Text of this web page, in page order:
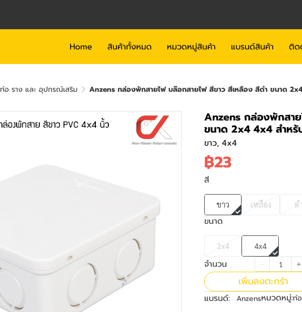
Home สินค้าทั้งหมด หมวดหมู่สินค้า แบรนด์สินค้า ติด
ท่อ ราง และ อุปกรณ์เสริม Anzens กล่องพักสายไฟ บล๊อกสายไฟ สีขาว สีเหลือง สีดำ ขนาด
Anzens กล่องพักสา
ขนาด 2x4 4x4 สำห
ขาว, 4x4
฿23
สี
ขาว เหลือง ด
ขนาด
2x4 4x4
จำนวน
เพิ่มลงตะกร้า
แบรนด์: Anzensหมวดหมู่:ท่